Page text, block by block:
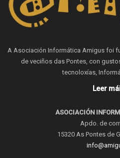
A Asociación Informática Amigus foi
de veciños das Pontes, con
tecnoloxías,
Leer
ASOCIACIÓN
Apdo. de
15320 As Pontes de